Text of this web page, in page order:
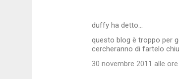
duffy ha detto…
questo blog è troppo per
cercheranno di fartelo
30 novembre 2011 alle ore